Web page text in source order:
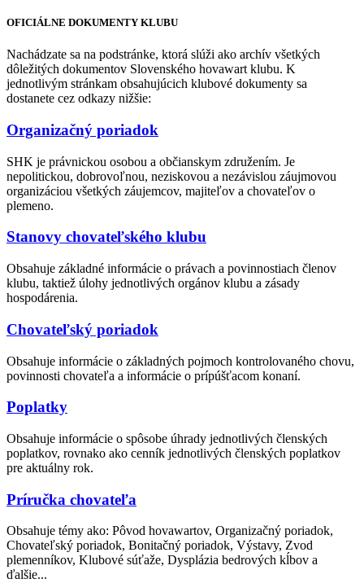
OFICIÁLNE DOKUMENTY KLUBU
Nachádzate sa na podstránke, ktorá slúži ako archív všetkých
dôležitých dokumentov Slovenského hovawart klubu. K
jednotlivým stránkam obsahujúcich klubové dokumenty sa
dostanete cez odkazy nižšie:
Organizačný poriadok
SHK je právnickou osobou a občianskym združením. Je
nepolitickou, dobrovoľnou, neziskovou a nezávislou záujmovou
organizáciou všetkých záujemcov, majiteľov a chovateľov o
plemeno.
Stanovy chovateľského klubu
Obsahuje základné informácie o právach a povinnostiach členov
klubu, taktiež úlohy jednotlivých orgánov klubu a zásady
hospodárenia.
Chovateľský poriadok
Obsahuje informácie o základných pojmoch kontrolovaného chovu,
povinnosti chovateľa a informácie o prípúšťacom konaní.
Poplatky
Obsahuje informácie o spôsobe úhrady jednotlivých členských
poplatkov, rovnako ako cenník jednotlivých členských poplatkov
pre aktuálny rok.
Príručka chovateľa
Obsahuje témy ako: Pôvod hovawartov, Organizačný poriadok,
Chovateľský poriadok, Bonitačný poriadok, Výstavy, Zvod
plemenníkov, Klubové súťaže, Dysplázia bedrových kĺbov a
ďalšie...